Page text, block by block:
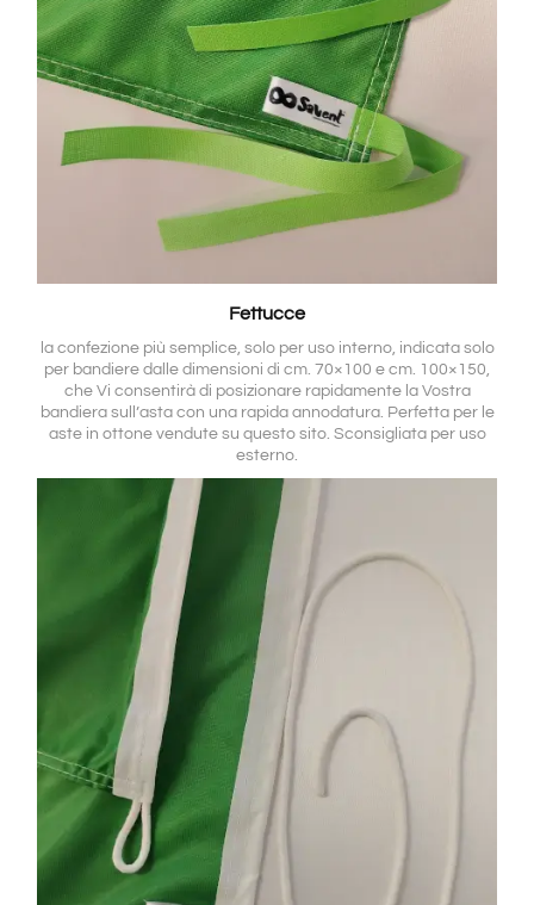
Fettucce
la confezione più semplice, solo per uso interno, indicata solo
per bandiere dalle dimensioni di cm. 70×100 e cm. 100×150,
che Vi consentirà di posizionare rapidamente la Vostra
bandiera sull’asta con una rapida annodatura. Perfetta per le
aste in ottone vendute su questo sito. Sconsigliata per uso
esterno.